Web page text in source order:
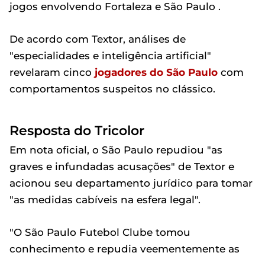
jogos envolvendo Fortaleza e São Paulo .
De acordo com Textor, análises de
"especialidades e inteligência artificial"
revelaram cinco jogadores do São Paulo com
comportamentos suspeitos no clássico.
Resposta do Tricolor
Em nota oficial, o São Paulo repudiou "as
graves e infundadas acusações" de Textor e
acionou seu departamento jurídico para tomar
"as medidas cabíveis na esfera legal".
"O São Paulo Futebol Clube tomou
conhecimento e repudia veementemente as